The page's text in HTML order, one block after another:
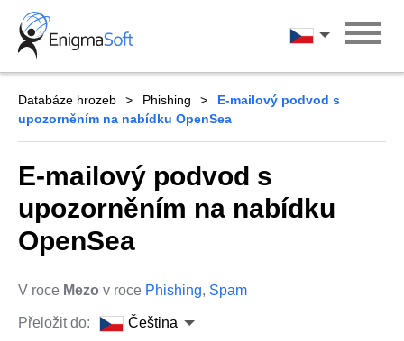
Skip
content
Čeština
Databáze hrozeb Phishing
E-mailový podvod s
upozorněním na nabídku OpenSea
E-mailový podvod s
upozorněním na nabídku
OpenSea
V roce Mezo v roce Phishing, Spam
Přeložit do: Čeština